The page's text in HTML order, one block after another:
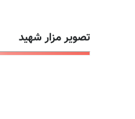
تصویر مزار شهید